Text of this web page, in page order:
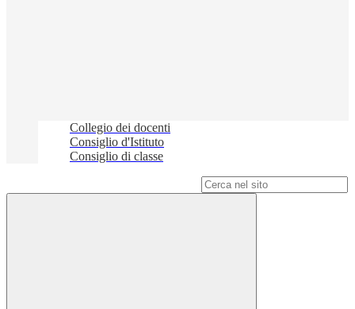
Collegio dei docenti
Consiglio d'Istituto
Consiglio di classe